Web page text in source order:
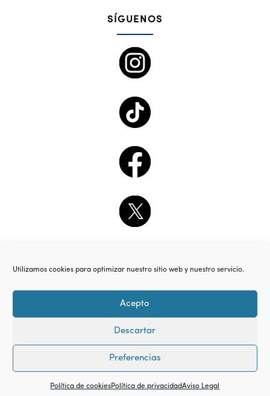
Utilizamos cookies para optimizar nuestro sitio web y nuestro servicio.
Acepto
Descartar
Preferencias
Política de cookiesPolítica de privacidadAviso Legal
SÍGUENOS
© Copyright 2018. All Rights Reserved